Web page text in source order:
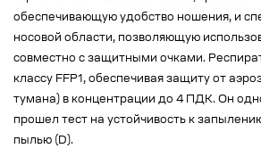
обеспечивающую удобство ношения, и
носовой области, позволяющую
совместно с защитными очками.
классу FFP1, обеспечивая защиту от
тумана) в концентрации до 4 ПДК. Он
прошел тест на устойчивость к
пылью (D).